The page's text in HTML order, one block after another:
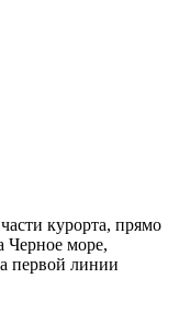
курорта, прямо
Черное море,
первой линии